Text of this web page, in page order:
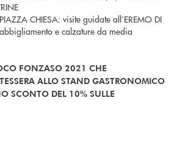
CHIESA: visite guidate all’EREMO DI
e calzature da media
FONZASO 2021 CHE
ALLO STAND GASTRONOMICO
SCONTO DEL 10% SULLE